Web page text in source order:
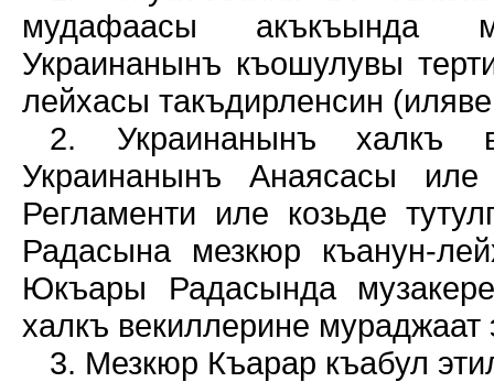
мудафаасы акъкъында
Украинанынъ къошулувы
лейхасы такъдирленсин
2. Украинанынъ халкъ
Украинанынъ Анаясасы
Регламенти иле козьде
Радасына мезкюр къанун-
Юкъары Радасында
халкъ векиллерине мураджаат
3. Мезкюр Къарар къабул